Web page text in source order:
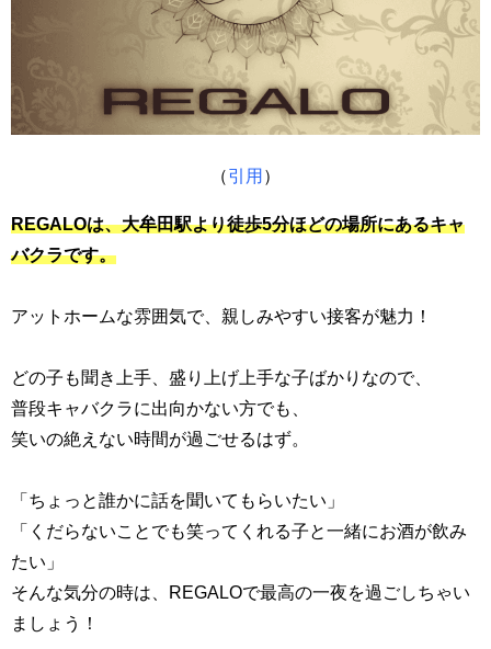
（引用 ）
REGALOは、大牟田駅より徒歩5分ほどの場所にあるキャ
バクラです。
アットホームな雰囲気で、親しみやすい接客が魅力！
どの子も聞き上手、盛り上げ上手な子ばかりなので、
普段キャバクラに出向かない方でも、
笑いの絶えない時間が過ごせるはず。
「ちょっと誰かに話を聞いてもらいたい」
「くだらないことでも笑ってくれる子と一緒にお酒が飲み
たい」
そんな気分の時は、REGALOで最高の一夜を過ごしちゃい
ましょう！